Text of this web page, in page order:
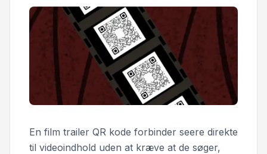
En film trailer QR kode forbinder seere direkte
til videoindhold uden at kræve at de søger,